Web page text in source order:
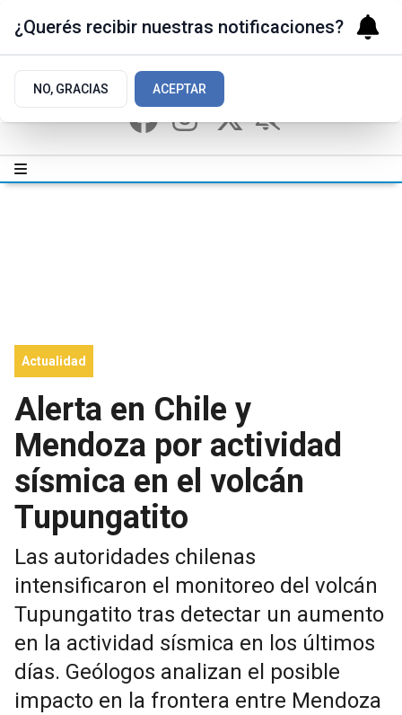
Actualidad
Alerta en Chile y
Mendoza por actividad
sísmica en el volcán
Tupungatito
Las autoridades chilenas
intensificaron el monitoreo del volcán
Tupungatito tras detectar un aumento
en la actividad sísmica en los últimos
días. Geólogos analizan el posible
impacto en la frontera entre Mendoza
¿Querés recibir nuestras notificaciones?
NO, GRACIAS ACEPTAR